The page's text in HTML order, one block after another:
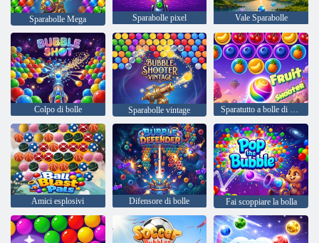
Sparabolle Mega Sparabolle pixel Vale Sparabolle
Colpo di bolle Sparabolle vintage Sparatutto a bolle di frutta 2D
Amici esplosivi Difensore di bolle Fai scoppiare la bolla